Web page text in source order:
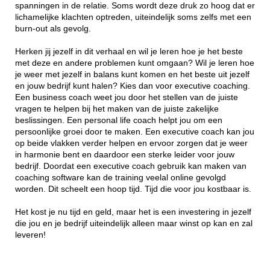
spanningen in de relatie. Soms wordt deze druk zo hoog dat er
lichamelijke klachten optreden, uiteindelijk soms zelfs met een
burn-out als gevolg.
Herken jij jezelf in dit verhaal en wil je leren hoe je het beste
met deze en andere problemen kunt omgaan? Wil je leren hoe
je weer met jezelf in balans kunt komen en het beste uit jezelf
en jouw bedrijf kunt halen? Kies dan voor executive coaching.
Een business coach weet jou door het stellen van de juiste
vragen te helpen bij het maken van de juiste zakelijke
beslissingen. Een personal life coach helpt jou om een
persoonlijke groei door te maken. Een executive coach kan jou
op beide vlakken verder helpen en ervoor zorgen dat je weer
in harmonie bent en daardoor een sterke leider voor jouw
bedrijf. Doordat een executive coach gebruik kan maken van
coaching software kan de training veelal online gevolgd
worden. Dit scheelt een hoop tijd. Tijd die voor jou kostbaar is.
Het kost je nu tijd en geld, maar het is een investering in jezelf
die jou en je bedrijf uiteindelijk alleen maar winst op kan en zal
leveren!